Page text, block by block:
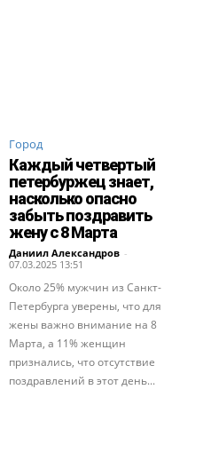
Город
Каждый четвертый
петербуржец знает,
насколько опасно
забыть поздравить
жену с 8 Марта
Даниил Александров -
07.03.2025 13:51
Около 25% мужчин из Санкт-
Петербурга уверены, что для
жены важно внимание на 8
Марта, а 11% женщин
признались, что отсутствие
поздравлений в этот день...